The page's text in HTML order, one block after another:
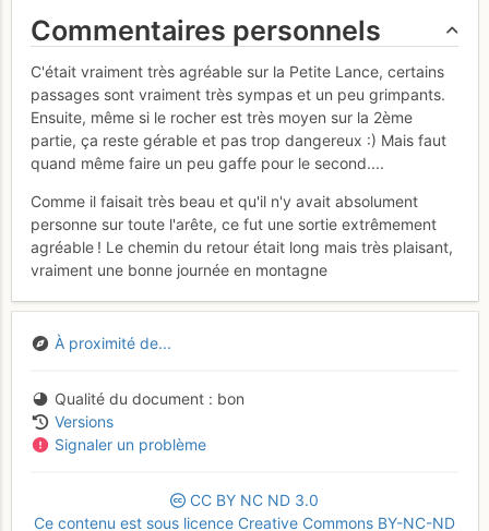
Commentaires personnels
C'était vraiment très agréable sur la Petite Lance, certains
passages sont vraiment très sympas et un peu grimpants.
Ensuite, même si le rocher est très moyen sur la 2ème
partie, ça reste gérable et pas trop dangereux :) Mais faut
quand même faire un peu gaffe pour le second....
Comme il faisait très beau et qu'il n'y avait absolument
personne sur toute l'arête, ce fut une sortie extrêmement
agréable ! Le chemin du retour était long mais très plaisant,
vraiment une bonne journée en montagne
À proximité de...
Qualité du document
bon
Versions
Signaler un problème
CC BY NC ND 3.0
Ce contenu est sous licence Creative Commons BY-NC-ND